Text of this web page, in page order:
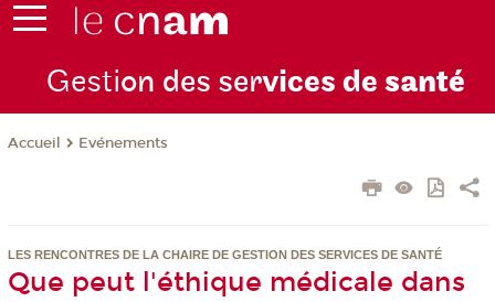
Gestion des services de santé
Accueil Evénements
LES RENCONTRES DE LA CHAIRE DE GESTION DES SERVICES DE SANTÉ
Que peut l'éthique médicale dans